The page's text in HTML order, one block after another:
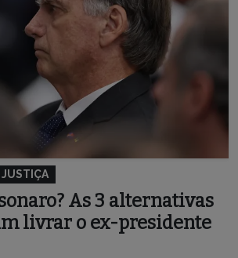
JUSTIÇA
As 3 alternativas
livrar o ex-presidente